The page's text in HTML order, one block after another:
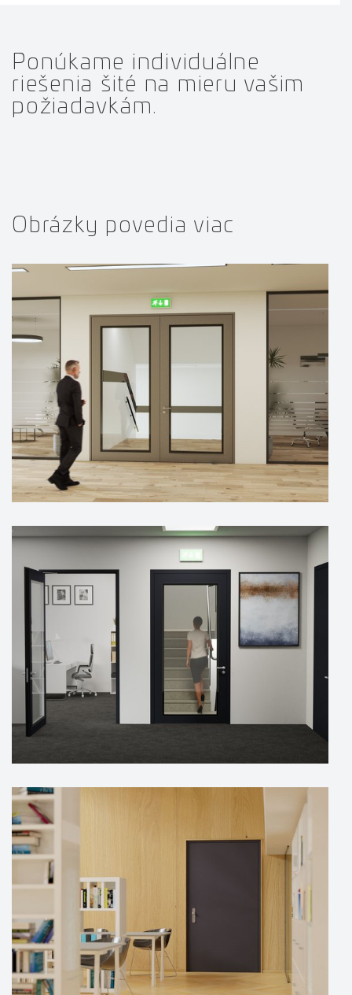
Ponúkame individuálne
riešenia šité na mieru vašim
požiadavkám.
Obrázky povedia viac